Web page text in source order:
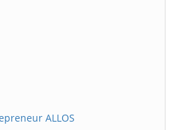
ALLOS